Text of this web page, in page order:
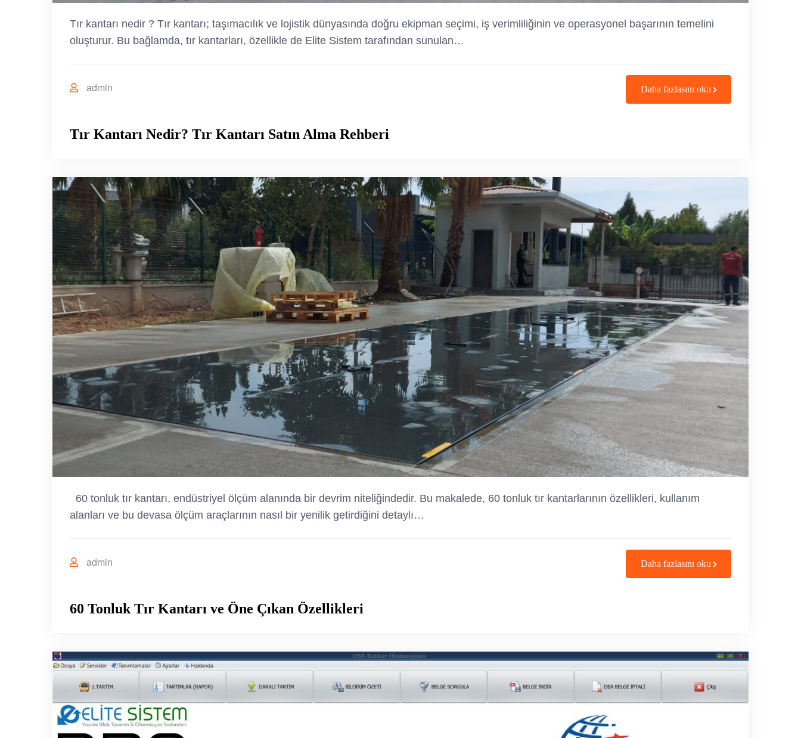
Tır kantarı nedir ? Tır kantarı; taşımacılık ve lojistik dünyasında doğru ekipman seçimi, iş verimliliğinin ve operasyonel başarının temelini
oluşturur. Bu bağlamda, tır kantarları, özellikle de Elite Sistem tarafından sunulan…
admin Daha fazlasını oku
Tır Kantarı Nedir? Tır Kantarı Satın Alma Rehberi
60 tonluk tır kantarı, endüstriyel ölçüm alanında bir devrim niteliğindedir. Bu makalede, 60 tonluk tır kantarlarının özellikleri, kullanım
alanları ve bu devasa ölçüm araçlarının nasıl bir yenilik getirdiğini detaylı…
admin Daha fazlasını oku
60 Tonluk Tır Kantarı ve Öne Çıkan Özellikleri